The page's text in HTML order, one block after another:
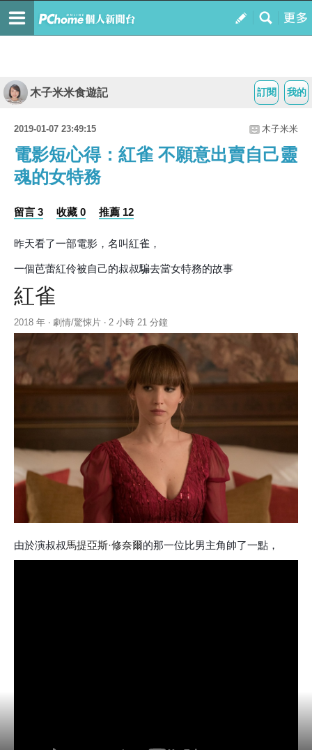
我的
訂閱
木子米米食遊記
2019-01-07 23:49:15 木子米米
電影短心得：紅雀 不願意出賣自己靈
魂的女特務
留言 3 收藏 0 推薦 12
昨天看了一部電影，名叫紅雀，
一個芭蕾紅伶被自己的叔叔騙去當女特務的故事
紅雀
2018 年 ‧ 劇情/驚悚片 ‧ 2 小時 21 分鐘
由於演叔叔馬提亞斯·修奈爾的那一位比男主角帥了一點，